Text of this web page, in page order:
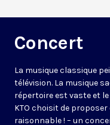
Concert
La musique classique
télévision. La musique
répertoire est vaste et
KTO choisit de proposer
raisonnable ! – un